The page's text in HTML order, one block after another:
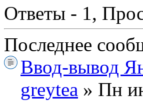
Ответы - 1,
Последнее
Ввод-вывод
greytea » Пн